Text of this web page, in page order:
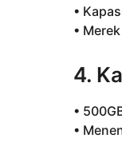
•
•
4.
•
•